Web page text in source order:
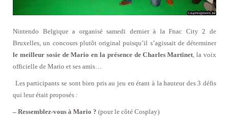
Nintendo Belgique a organisé samedi dernier à la Fnac City 2 de
Bruxelles, un concours plutôt original puisqu’il s’agissait de déterminer
le meilleur sosie de Mario en la présence de Charles Martinet , la voix
officielle de Mario et ses amis…
Les participants se sont bien pris au jeu en étant à la hauteur des 3 défis
qui leur était proposés :
– Ressemblez-vous à Mario ? (pour le côté Cosplay)